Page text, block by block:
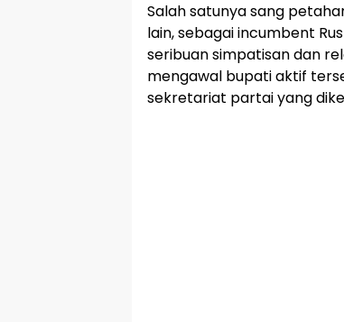
Salah satunya sang
lain, sebagai incumbent
seribuan simpatisan dan
mengawal bupati aktif
sekretariat partai yang